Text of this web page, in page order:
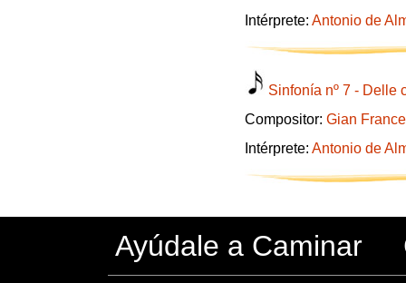
Intérprete: Antonio de
Sinfonía nº 7 - Delle
Compositor: Gian
Intérprete: Antonio de
Ayúdale a Caminar